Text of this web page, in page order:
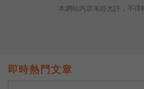
本網站內容未經允許，不得
即時熱門文章